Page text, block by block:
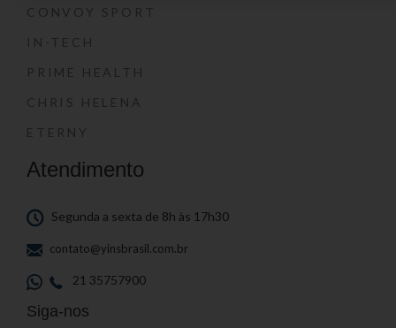
CONVOY SPORT
IN-TECH
PRIME HEALTH
CHRIS HELENA
ETERNY
Atendimento
Segunda a sexta de 8h às 17h30
contato@yinsbrasil.com.br
21 35757900
Siga-nos